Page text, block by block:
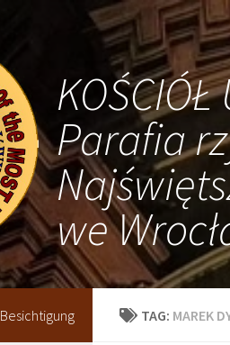
KOŚCIÓŁ
Parafia
we
TAG: MAREK
Besichtigung